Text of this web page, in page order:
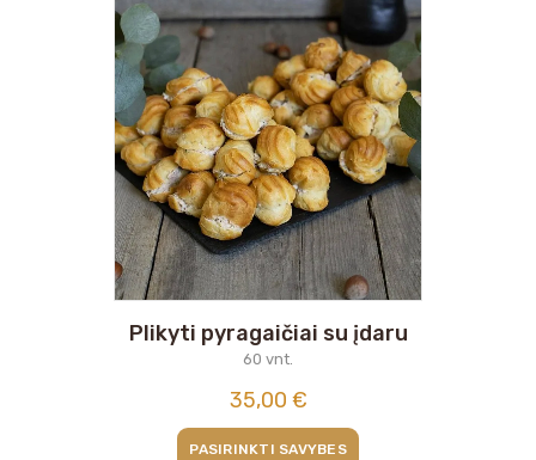
Plikyti pyragaičiai su įdaru
60 vnt.
35,00 €
PASIRINKTI SAVYBES